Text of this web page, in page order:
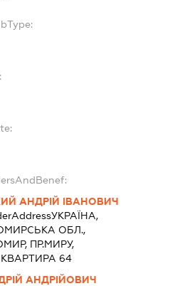
АНДРІЙ ІВАНОВИЧ
УКРАЇНА,
ОБЛ.,
ПР.МИРУ,
64
АНДРІЙОВИЧ